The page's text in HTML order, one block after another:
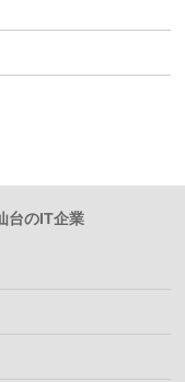
台のIT企業